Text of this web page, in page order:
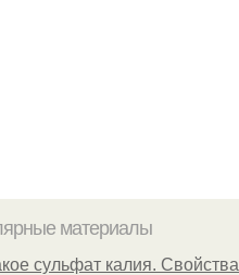
материалы
сульфат калия. Свойства